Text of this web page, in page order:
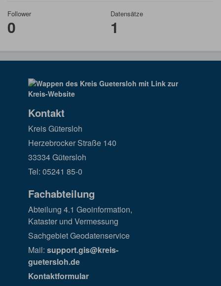
Follower
0
Datensätze
1
Kontakt
Kreis Gütersloh
Herzebrocker Straße 140
33334 Gütersloh
Tel: 05241 85-0
Fachabteilung
Abteilung 4.1 Geoinformation,
Kataster und Vermessung
Sachgebiet Geodatenservice
Mail: support.gis@kreis-
guetersloh.de
Kontaktformular